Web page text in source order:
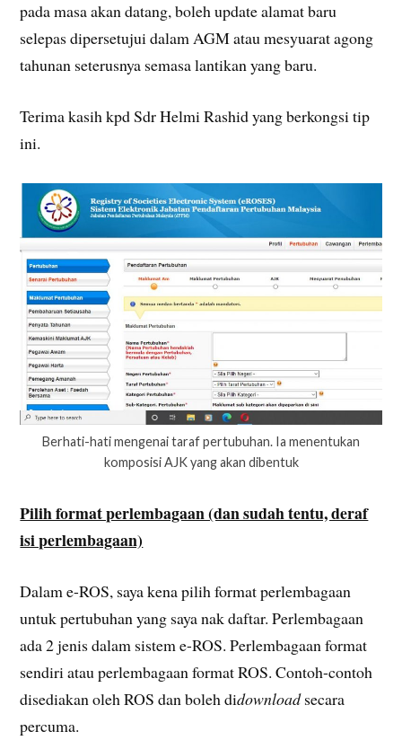
pada masa akan datang, boleh update alamat baru
selepas dipersetujui dalam AGM atau mesyuarat agong
tahunan seterusnya semasa lantikan yang baru.
Terima kasih kpd Sdr Helmi Rashid yang berkongsi tip
ini.
Berhati-hati mengenai taraf pertubuhan. Ia menentukan
komposisi AJK yang akan dibentuk
Pilih format perlembagaan (dan sudah tentu, deraf
isi perlembagaan)
Dalam e-ROS, saya kena pilih format perlembagaan
untuk pertubuhan yang saya nak daftar. Perlembagaan
ada 2 jenis dalam sistem e-ROS. Perlembagaan format
sendiri atau perlembagaan format ROS. Contoh-contoh
disediakan oleh ROS dan boleh didownloadsecara
percuma.